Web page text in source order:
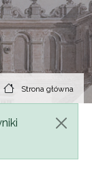
Strona główna